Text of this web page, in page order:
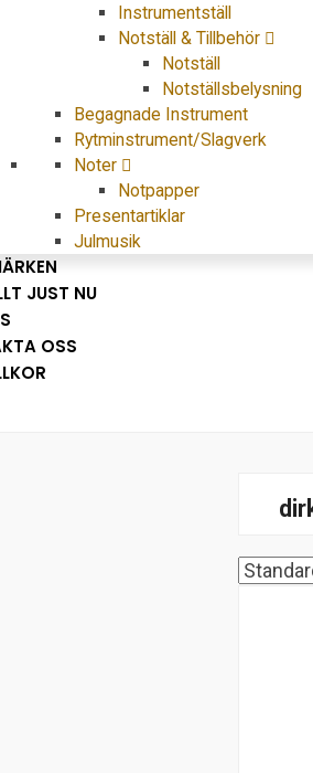
Instrumentställ
Notställ & Tillbehör
Notställ
Notställsbelysning
Begagnade Instrument
Rytminstrument/Slagverk
Noter
Notpapper
Presentartiklar
Julmusik
JUST NU
OSS